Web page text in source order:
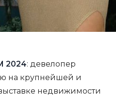
2024: девелопер
на крупнейшей и
недвижимости